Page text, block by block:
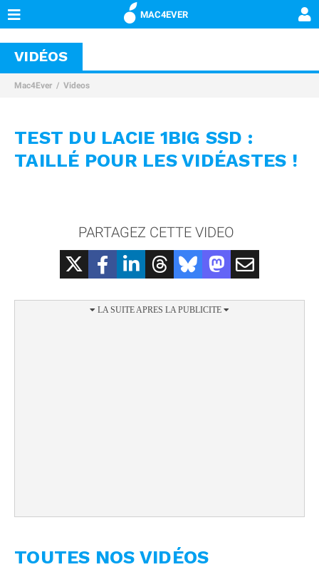
MAC4EVER
VIDÉOS
Mac4Ever Videos
TEST DU LACIE 1BIG SSD :
TAILLÉ POUR LES VIDÉASTES !
PARTAGEZ CETTE VIDEO
TOUTES NOS VIDÉOS